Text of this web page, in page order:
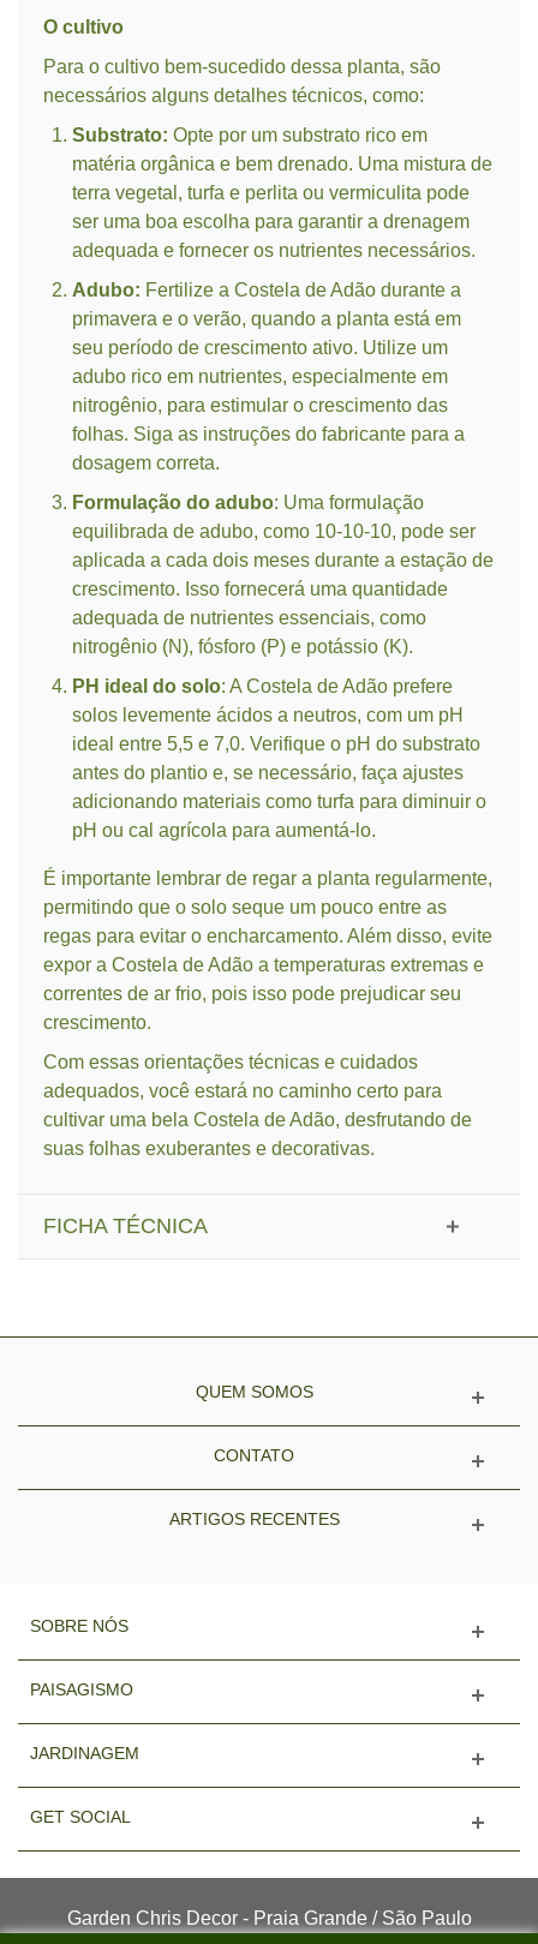
O cultivo
Para o cultivo bem-sucedido dessa planta, são
necessários alguns detalhes técnicos, como:
Substrato: Opte por um substrato rico em
matéria orgânica e bem drenado. Uma mistura de
terra vegetal, turfa e perlita ou vermiculita pode
ser uma boa escolha para garantir a drenagem
adequada e fornecer os nutrientes necessários.
Adubo: Fertilize a Costela de Adão durante a
primavera e o verão, quando a planta está em
seu período de crescimento ativo. Utilize um
adubo rico em nutrientes, especialmente em
nitrogênio, para estimular o crescimento das
folhas. Siga as instruções do fabricante para a
dosagem correta.
Formulação do adubo: Uma formulação
equilibrada de adubo, como 10-10-10, pode ser
aplicada a cada dois meses durante a estação de
crescimento. Isso fornecerá uma quantidade
adequada de nutrientes essenciais, como
nitrogênio (N), fósforo (P) e potássio (K).
PH ideal do solo: A Costela de Adão prefere
solos levemente ácidos a neutros, com um pH
ideal entre 5,5 e 7,0. Verifique o pH do substrato
antes do plantio e, se necessário, faça ajustes
adicionando materiais como turfa para diminuir o
pH ou cal agrícola para aumentá-lo.
É importante lembrar de regar a planta regularmente,
permitindo que o solo seque um pouco entre as
regas para evitar o encharcamento. Além disso, evite
expor a Costela de Adão a temperaturas extremas e
correntes de ar frio, pois isso pode prejudicar seu
crescimento.
Com essas orientações técnicas e cuidados
adequados, você estará no caminho certo para
cultivar uma bela Costela de Adão, desfrutando de
suas folhas exuberantes e decorativas.
FICHA TÉCNICA
QUEM SOMOS
CONTATO
ARTIGOS RECENTES
SOBRE NÓS
PAISAGISMO
JARDINAGEM
GET SOCIAL
Garden Chris Decor - Praia Grande / São Paulo